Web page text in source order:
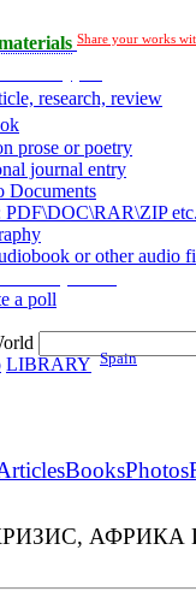
Share your works
research, review
prose or poetry
journal entry
Documents
PDF\DOC\RAR\ZIP etc.
or other audio
a poll
LIBRARY Spain
BooksPhotos
АФРИКА